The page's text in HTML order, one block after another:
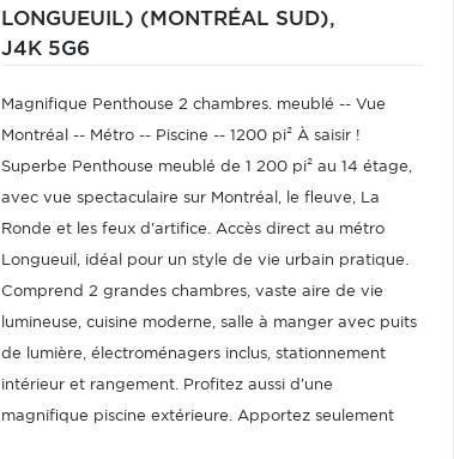
LONGUEUIL) (MONTRÉAL SUD),
J4K 5G6
Magnifique Penthouse 2 chambres. meublé -- Vue
Montréal -- Métro -- Piscine -- 1200 pi² À saisir !
Superbe Penthouse meublé de 1 200 pi² au 14 étage,
avec vue spectaculaire sur Montréal, le fleuve, La
Ronde et les feux d'artifice. Accès direct au métro
Longueuil, idéal pour un style de vie urbain pratique.
Comprend 2 grandes chambres, vaste aire de vie
lumineuse, cuisine moderne, salle à manger avec puits
de lumière, électroménagers inclus, stationnement
intérieur et rangement. Profitez aussi d'une
magnifique piscine extérieure. Apportez seulement